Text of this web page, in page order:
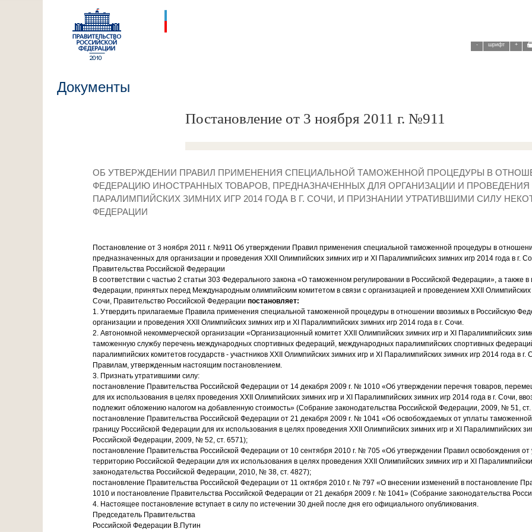
- шрифт +
Документы
Постановление от 3 ноября 2011 г. №911
ОБ УТВЕРЖДЕНИИ ПРАВИЛ ПРИМЕНЕНИЯ СПЕЦИАЛЬНОЙ ТАМОЖЕННОЙ ПРОЦЕДУРЫ В
ФЕДЕРАЦИЮ ИНОСТРАННЫХ ТОВАРОВ, ПРЕДНАЗНАЧЕННЫХ ДЛЯ ОРГАНИЗАЦИИ И ПРОВЕДЕНИЯ
ПАРАЛИМПИЙСКИХ ЗИМНИХ ИГР 2014 ГОДА В Г. СОЧИ, И ПРИЗНАНИИ УТРАТИВШИМИ СИЛУ
ФЕДЕРАЦИИ
Постановление от 3 ноября 2011 г. №911 Об утверждении Правил применения специальной таможенной процедуры в
предназначенных для организации и проведения XXII Олимпийских зимних игр и XI Паралимпийских зимних игр 2014 года в г.
Правительства Российской Федерации
В соответствии с частью 2 статьи 303 Федерального закона «О таможенном регулировании в Российской Федерации», а также
Федерации, принятых перед Международным олимпийским комитетом в связи с организацией и проведением XXII Олимпийских
Сочи, Правительство Российской Федерации постановляет:
1. Утвердить прилагаемые Правила применения специальной таможенной процедуры в отношении ввозимых в Российскую
организации и проведения XXII Олимпийских зимних игр и XI Паралимпийских зимних игр 2014 года в г. Сочи.
2. Автономной некоммерческой организации «Организационный комитет ХХII Олимпийских зимних игр и XI Паралимпийских
таможенную службу перечень международных спортивных федераций, международных паралимпийских спортивных
паралимпийских комитетов государств - участников XXII Олимпийских зимних игр и XI Паралимпийских зимних игр 2014 года в
Правилам, утвержденным настоящим постановлением.
3. Признать утратившими силу:
постановление Правительства Российской Федерации от 14 декабря 2009 г. № 1010 «Об утверждении перечня товаров,
для их использования в целях проведения XXII Олимпийских зимних игр и XI Паралимпийских зимних игр 2014 года в г. Сочи,
подлежит обложению налогом на добавленную стоимость» (Собрание законодательства Российской Федерации, 2009, № 51,
постановление Правительства Российской Федерации от 21 декабря 2009 г. № 1041 «Об освобождаемых от уплаты
границу Российской Федерации для их использования в целях проведения ХХII Олимпийских зимних игр и XI Паралимпийских
Российской Федерации, 2009, № 52, ст. 6571);
постановление Правительства Российской Федерации от 10 сентября 2010 г. № 705 «Об утверждении Правил освобождения
территорию Российской Федерации для их использования в целях проведения XXII Олимпийских зимних игр и XI
законодательства Российской Федерации, 2010, № 38, ст. 4827);
постановление Правительства Российской Федерации от 11 октября 2010 г. № 797 «О внесении изменений в постановление
1010 и постановление Правительства Российской Федерации от 21 декабря 2009 г. № 1041» (Собрание законодательства
4. Настоящее постановление вступает в силу по истечении 30 дней после дня его официального опубликования.
Председатель Правительства
Российской Федерации В.Путин